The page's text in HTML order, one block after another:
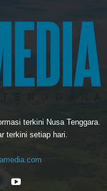
terkini Nusa Tenggara.
terkini setiap hari.